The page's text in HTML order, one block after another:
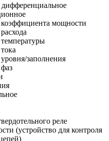
дифференциальное
коэффициента мощности
заполнения
реле
(устройство для контроля